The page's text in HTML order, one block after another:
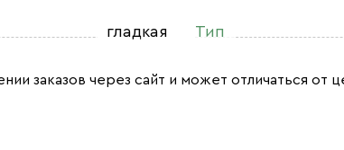
гладкая Тип
заказов через сайт и может отличаться от